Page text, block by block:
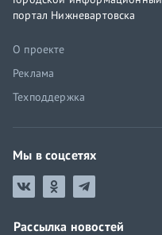
портал Нижневартовска
О проекте
Реклама
Техподдержка
Мы в соцсетях
Рассылка новостей